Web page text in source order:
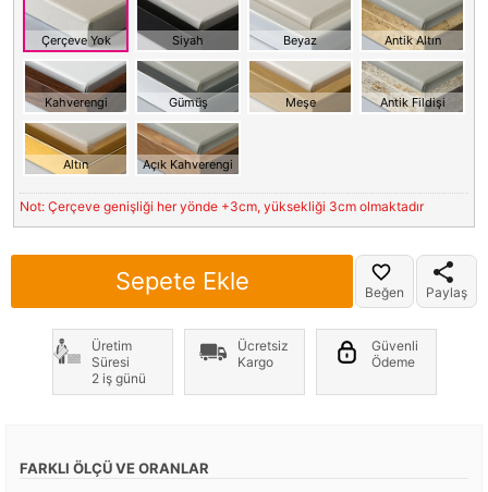
Çerçeve Yok Siyah Beyaz Antik Altın
Kahverengi Gümüş Meşe Antik Fildişi
Altın Açık Kahverengi
Not: Çerçeve genişliği her yönde +3cm, yüksekliği 3cm olmaktadır
Sepete Ekle Beğen Paylaş
Üretim
Süresi
2 iş günü
Ücretsiz
Kargo
Güvenli
Ödeme
FARKLI ÖLÇÜ VE ORANLAR